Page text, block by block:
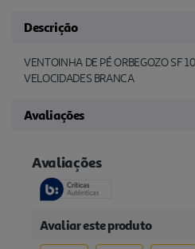
Descrição
VENTOINHA DE PÉ ORBEGOZO SF
VELOCIDADES BRANCA
Avaliações